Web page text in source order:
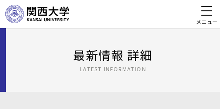
メニュー
最新情報 詳細
LATEST INFORMATION